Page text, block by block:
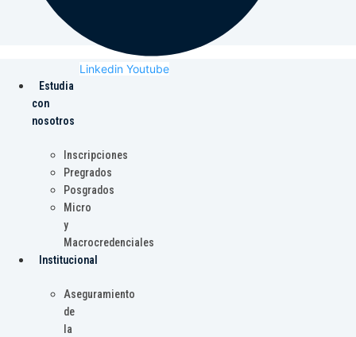
Linkedin Youtube
Estudia
con
nosotros
Inscripciones
Pregrados
Posgrados
Micro
y
Macrocredenciales
Institucional
Aseguramiento
de
la